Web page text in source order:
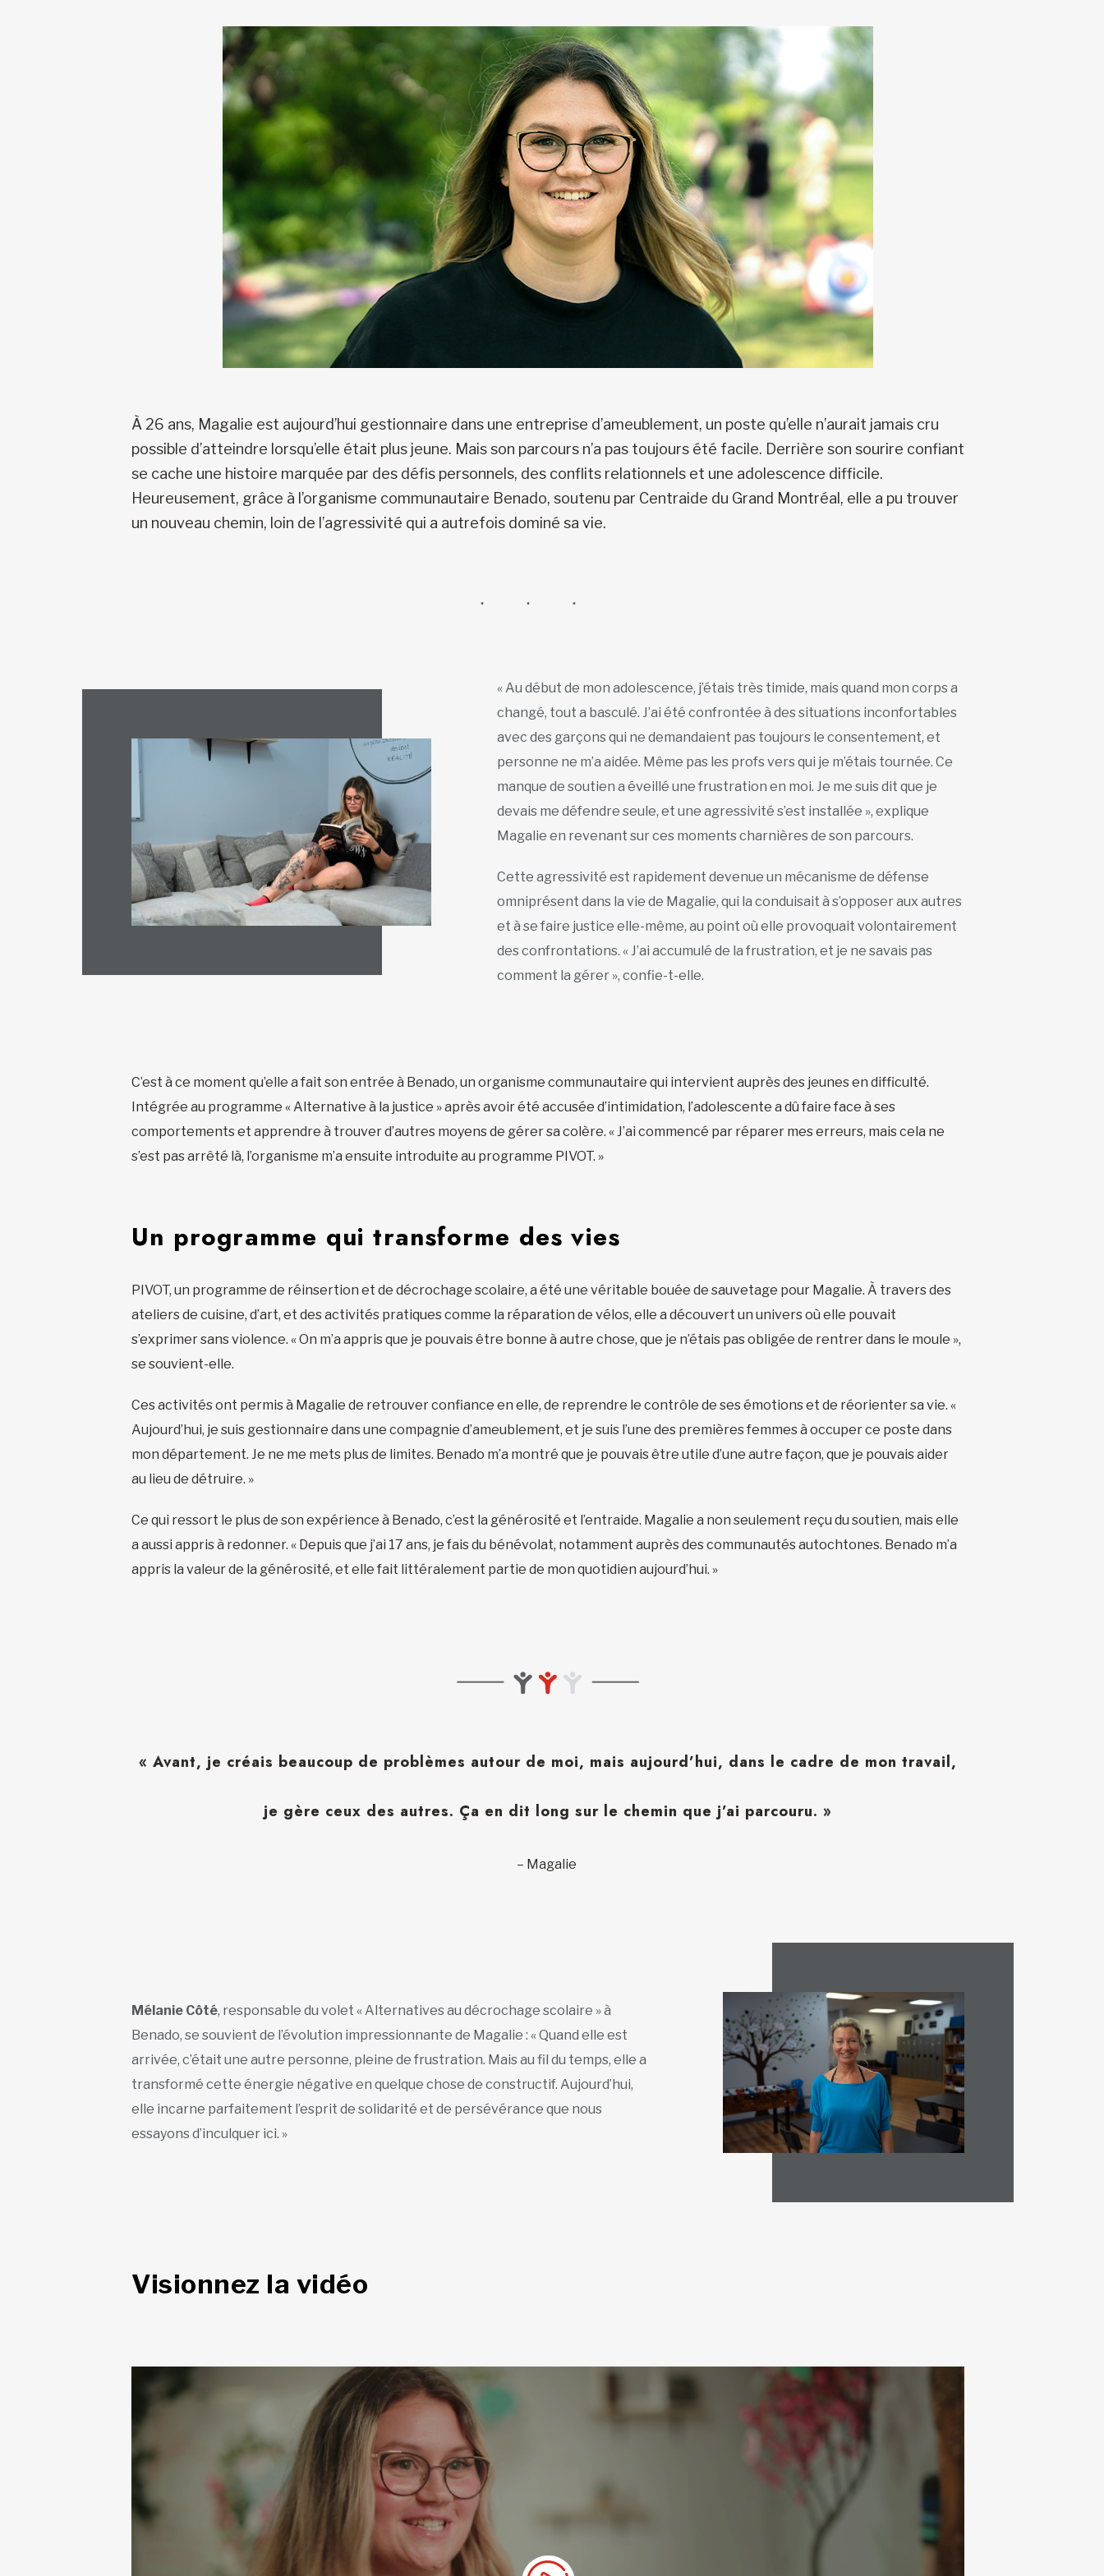
À 26 ans, Magalie est aujourd’hui gestionnaire dans une entreprise d’ameublement, un poste qu’elle n’aurait jamais cru
possible d’atteindre lorsqu’elle était plus jeune. Mais son parcours n’a pas toujours été facile. Derrière son sourire confiant
se cache une histoire marquée par des défis personnels, des conflits relationnels et une adolescence difficile.
Heureusement, grâce à l’organisme communautaire Benado, soutenu par Centraide du Grand Montréal, elle a pu trouver
un nouveau chemin, loin de l’agressivité qui a autrefois dominé sa vie.
« Au début de mon adolescence, j’étais très timide, mais quand mon corps a
changé, tout a basculé. J’ai été confrontée à des situations inconfortables
avec des garçons qui ne demandaient pas toujours le consentement, et
personne ne m’a aidée. Même pas les profs vers qui je m’étais tournée. Ce
manque de soutien a éveillé une frustration en moi. Je me suis dit que je
devais me défendre seule, et une agressivité s’est installée », explique
Magalie en revenant sur ces moments charnières de son parcours.
Cette agressivité est rapidement devenue un mécanisme de défense
omniprésent dans la vie de Magalie, qui la conduisait à s’opposer aux autres
et à se faire justice elle-même, au point où elle provoquait volontairement
des confrontations. « J’ai accumulé de la frustration, et je ne savais pas
comment la gérer », confie-t-elle.
C’est à ce moment qu’elle a fait son entrée à Benado, un organisme communautaire qui intervient auprès des jeunes en difficulté.
Intégrée au programme « Alternative à la justice » après avoir été accusée d’intimidation, l’adolescente a dû faire face à ses
comportements et apprendre à trouver d’autres moyens de gérer sa colère. « J’ai commencé par réparer mes erreurs, mais cela ne
s’est pas arrêté là, l’organisme m’a ensuite introduite au programme PIVOT. »
Un programme qui transforme des vies
PIVOT, un programme de réinsertion et de décrochage scolaire, a été une véritable bouée de sauvetage pour Magalie. À travers des
ateliers de cuisine, d’art, et des activités pratiques comme la réparation de vélos, elle a découvert un univers où elle pouvait
s’exprimer sans violence. « On m’a appris que je pouvais être bonne à autre chose, que je n’étais pas obligée de rentrer dans le moule »,
se souvient-elle.
Ces activités ont permis à Magalie de retrouver confiance en elle, de reprendre le contrôle de ses émotions et de réorienter sa vie. «
Aujourd’hui, je suis gestionnaire dans une compagnie d’ameublement, et je suis l’une des premières femmes à occuper ce poste dans
mon département. Je ne me mets plus de limites. Benado m’a montré que je pouvais être utile d’une autre façon, que je pouvais aider
au lieu de détruire. »
Ce qui ressort le plus de son expérience à Benado, c’est la générosité et l’entraide. Magalie a non seulement reçu du soutien, mais elle
a aussi appris à redonner. « Depuis que j’ai 17 ans, je fais du bénévolat, notamment auprès des communautés autochtones. Benado m’a
appris la valeur de la générosité, et elle fait littéralement partie de mon quotidien aujourd’hui. »
« Avant, je créais beaucoup de problèmes autour de moi, mais aujourd’hui, dans le cadre de mon travail,
je gère ceux des autres. Ça en dit long sur le chemin que j’ai parcouru. »
– Magalie
Mélanie Côté, responsable du volet « Alternatives au décrochage scolaire » à
Benado, se souvient de l’évolution impressionnante de Magalie : « Quand elle est
arrivée, c’était une autre personne, pleine de frustration. Mais au fil du temps, elle a
transformé cette énergie négative en quelque chose de constructif. Aujourd’hui,
elle incarne parfaitement l’esprit de solidarité et de persévérance que nous
essayons d’inculquer ici. »
Visionnez la vidéo